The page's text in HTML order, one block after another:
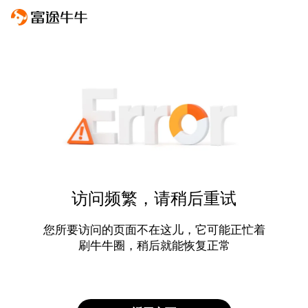
访问频繁，请稍后重试
您所要访问的页面不在这儿，它可能正忙着
刷牛牛圈，稍后就能恢复正常